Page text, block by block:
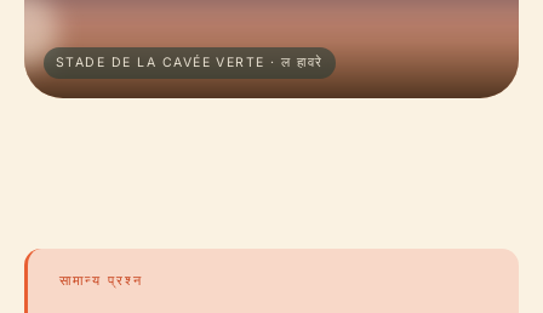
STADE DE LA CAVÉE VERTE · ल हावरे
सामान्य प्रश्न